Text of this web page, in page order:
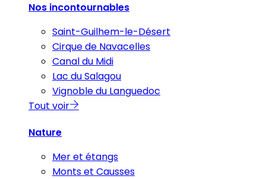
Nos incontournables
Saint-Guilhem-le-Désert
Cirque de Navacelles
Canal du Midi
Lac du Salagou
Vignoble du Languedoc
Tout voir
Nature
Mer et étangs
Monts et Causses